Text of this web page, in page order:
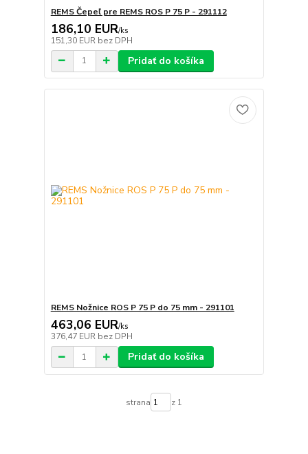
REMS Čepeľ pre REMS ROS P 75 P - 291112
186,10 EUR/ks
151,30 EUR bez DPH
Pridať do košíka
REMS Nožnice ROS P 75 P do 75 mm - 291101
463,06 EUR/ks
376,47 EUR bez DPH
Pridať do košíka
strana z 1